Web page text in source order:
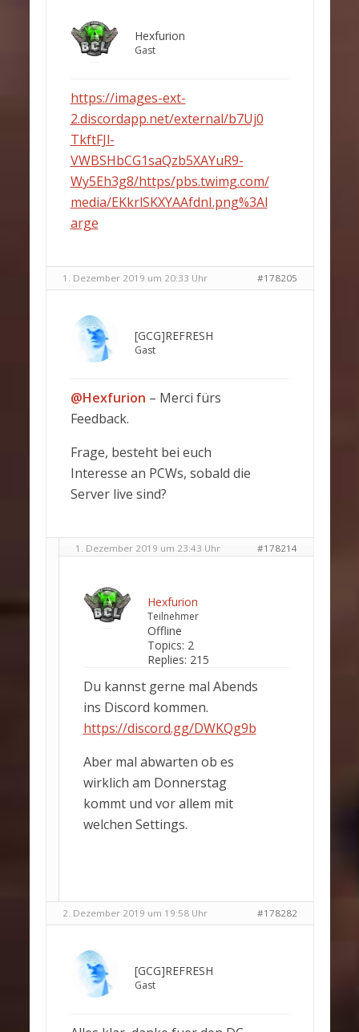
Hexfurion
Gast
https://images-ext-
2.discordapp.net/external/b7Uj0
TkftFJl-
VWBSHbCG1saQzb5XAYuR9-
Wy5Eh3g8/https/pbs.twimg.com/
media/EKkrlSKXYAAfdnI.png%3Al
arge
1. Dezember 2019 um 20:33 Uhr #178205
[GCG]REFRESH
Gast
@Hexfurion – Merci fürs
Feedback.
Frage, besteht bei euch
Interesse an PCWs, sobald die
Server live sind?
1. Dezember 2019 um 23:43 Uhr #178214
Hexfurion
Teilnehmer
Offline
Topics: 2
Replies: 215
Du kannst gerne mal Abends
ins Discord kommen.
https://discord.gg/DWKQg9b
Aber mal abwarten ob es
wirklich am Donnerstag
kommt und vor allem mit
welchen Settings.
2. Dezember 2019 um 19:58 Uhr #178282
[GCG]REFRESH
Gast